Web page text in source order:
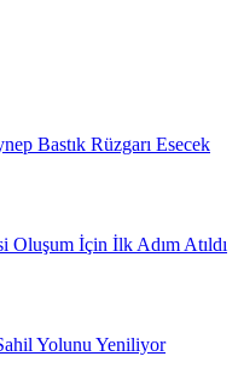
Bastık Rüzgarı Esecek
Oluşum İçin İlk Adım Atıldı
Yolunu Yeniliyor